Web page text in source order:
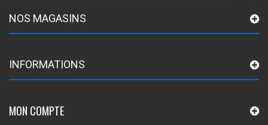
NOS MAGASINS
INFORMATIONS
MON COMPTE